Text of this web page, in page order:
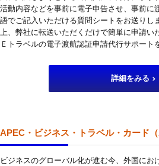
活動内容などを事前に電子申告させ、事前に
語でご記入いただける質問シートをお送りし
上、弊社に転送いただくだけで簡単に申請い
Ｅトラベルの電子渡航認証申請代行サポート
詳細をみる
APEC・ビジネス・トラベル・カード（
ビジネスのグローバル化が進む今、外国にお